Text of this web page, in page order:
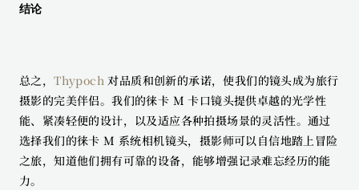
结论
总之，Thypoch 对品质和创新的承诺，使我们的镜头成为旅行
摄影的完美伴侣。我们的徕卡 M 卡口镜头提供卓越的光学性
能、紧凑轻便的设计，以及适应各种拍摄场景的灵活性。通过
选择我们的徕卡 M 系统相机镜头，摄影师可以自信地踏上冒险
之旅，知道他们拥有可靠的设备，能够增强记录难忘经历的能
力。